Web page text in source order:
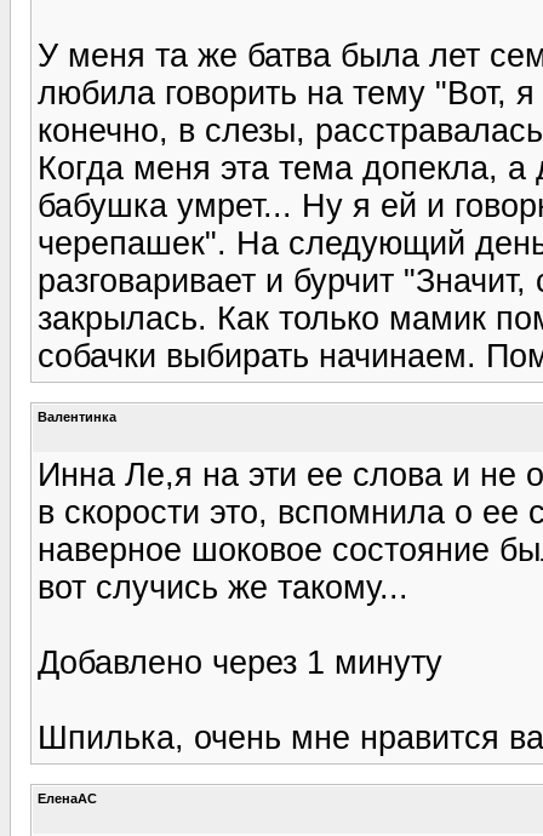
У меня та же батва была лет
любила говорить на тему "Вот,
конечно, в слезы,
Когда меня эта тема допекла, а
бабушка умрет... Ну я ей и
черепашек". На следующий
разговаривает и бурчит
закрылась. Как только мамик
собачки выбирать начинаем.
Валентинка
Инна Ле,я на эти ее слова и не
в скорости это, вспомнила о ее
наверное шоковое состояние
вот случись же такому...
Добавлено через 1 минуту
Шпилька, очень мне нравится
ЕленаАС